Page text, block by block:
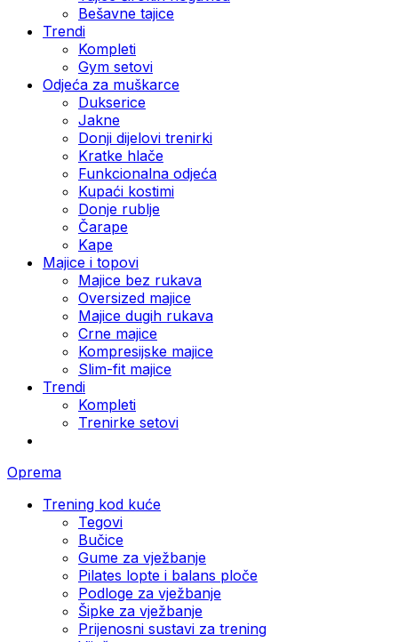
Bešavne tajice
Trendi
Kompleti
Gym setovi
Odjeća za muškarce
Dukserice
Jakne
Donji dijelovi trenirki
Kratke hlače
Funkcionalna odjeća
Kupaći kostimi
Donje rublje
Čarape
Kape
Majice i topovi
Majice bez rukava
Oversized majice
Majice dugih rukava
Crne majice
Kompresijske majice
Slim-fit majice
Trendi
Kompleti
Trenirke setovi
Oprema
Trening kod kuće
Tegovi
Bučice
Gume za vježbanje
Pilates lopte i balans ploče
Podloge za vježbanje
Šipke za vježbanje
Prijenosni sustavi za trening